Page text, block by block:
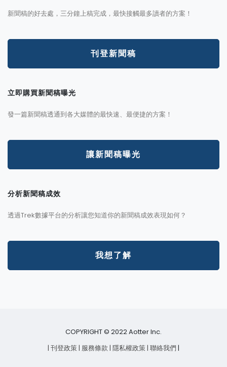
新聞稿的好去處，三分鐘上稿完成，最快接觸最多讀者的方案！
刊登新聞稿
立即購買新聞稿曝光
發一篇新聞稿透通到各大媒體的最快速、最便捷的方案！
讓新聞稿曝光
分析新聞稿成效
透過Trek數據平台的分析讓您知道你的新聞稿成效表現如何？
我想了解
COPYRIGHT © 2022 Aotter Inc.
| 刊登政策| 服務條款| 隱私權政策| 聯絡我們 |